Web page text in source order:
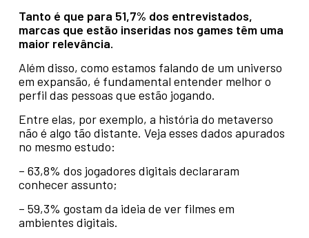
Tanto é que para 51,7% dos entrevistados,
marcas que estão inseridas nos games têm uma
maior relevância.
Além disso, como estamos falando de um universo
em expansão, é fundamental entender melhor o
perfil das pessoas que estão jogando.
Entre elas, por exemplo, a história do metaverso
não é algo tão distante. Veja esses dados apurados
no mesmo estudo:
– 63,8% dos jogadores digitais declararam
conhecer assunto;
– 59,3% gostam da ideia de ver filmes em
ambientes digitais.